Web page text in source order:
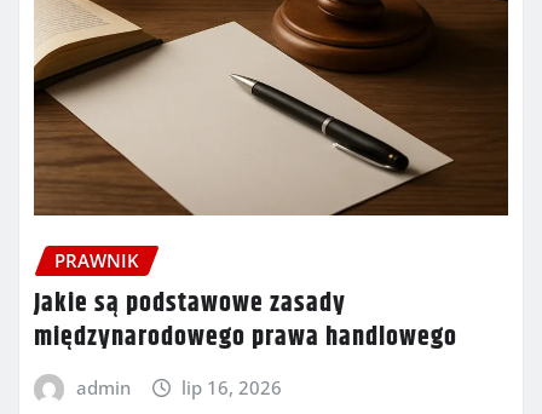
PRAWNIK
Jakie są podstawowe zasady
międzynarodowego prawa handlowego
admin lip 16, 2026